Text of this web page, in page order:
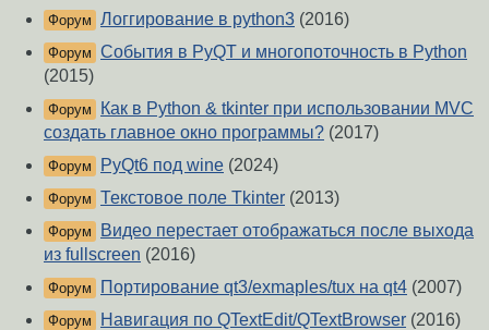
Форум Логгирование в python3 (2016)
Форум События в PyQT и многопоточность в Python
(2015)
Форум
Как в Python & tkinter при использовании MVC
создать главное окно программы? (2017)
Форум PyQt6 под wine (2024)
Форум Текстовое поле Tkinter (2013)
Форум
Видео перестает отображаться после выхода
из fullscreen (2016)
Форум Портирование qt3/exmaples/tux на qt4 (2007)
Форум Навигация по QTextEdit/QTextBrowser (2016)